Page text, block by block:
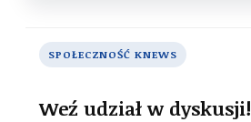
SPOŁECZNOŚĆ KNEWS
Weź udział w dyskusji!